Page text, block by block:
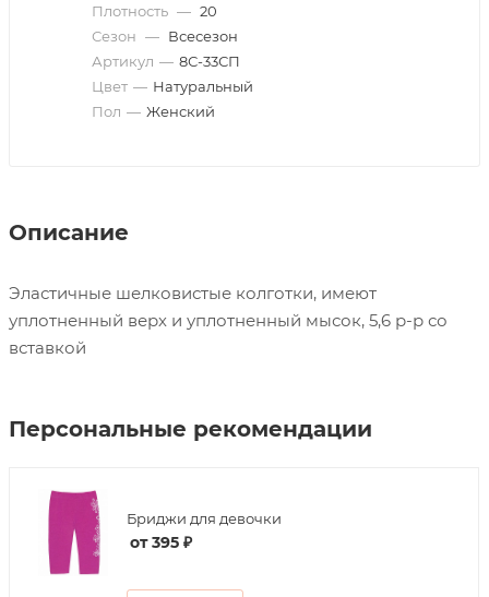
Плотность — 20
Сезон — Всесезон
Артикул — 8С-33СП
Цвет — Натуральный
Пол — Женский
Описание
Эластичные шелковистые колготки, имеют
уплотненный верх и уплотненный мысок, 5,6 р-р со
вставкой
Персональные рекомендации
Бриджи для девочки
от395 ₽